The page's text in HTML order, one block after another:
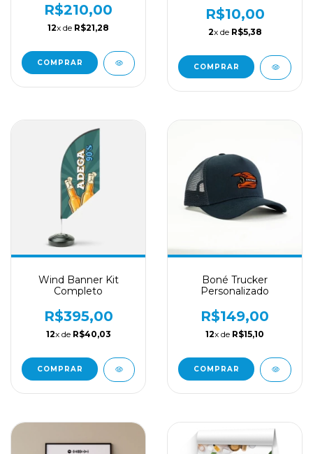
R$210,00
12x de R$21,28
COMPRAR
R$10,00
2x de R$5,38
COMPRAR
Wind Banner Kit
Completo
R$395,00
12x de R$40,03
COMPRAR
Boné Trucker
Personalizado
R$149,00
12x de R$15,10
COMPRAR